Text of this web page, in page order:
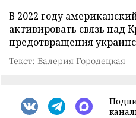
В 2022 году
активировать связь над
предотвращения
Текст: Валерия Городецкая